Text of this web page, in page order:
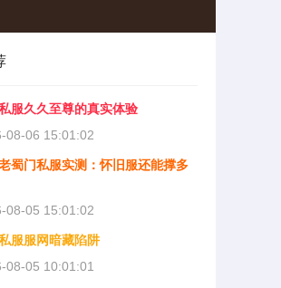
服久久至尊的真实体验
08-06 15:01:02
蜀门私服实测：怀旧服还能撑多
08-05 15:01:02
服服网暗藏陷阱
08-05 10:01:01